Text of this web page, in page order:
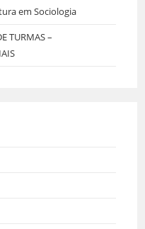
em Sociologia
TURMAS –